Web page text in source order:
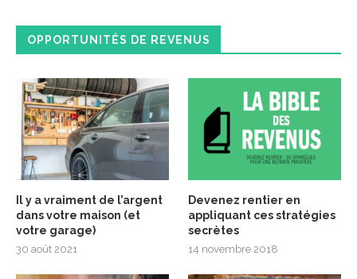
OPPORTUNITÉS DE REVENUS
Il y a vraiment de l’argent
dans votre maison (et
votre garage)
30 août 2021
Devenez rentier en
appliquant ces stratégies
secrètes
14 novembre 2018